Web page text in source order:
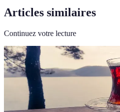
Articles similaires
Continuez votre lecture